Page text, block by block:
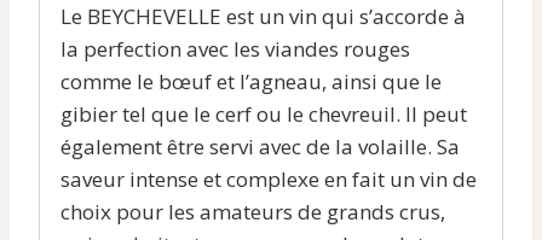
Le BEYCHEVELLE est un vin qui s’accorde à
la perfection avec les viandes rouges
comme le bœuf et l’agneau, ainsi que le
gibier tel que le cerf ou le chevreuil. Il peut
également être servi avec de la volaille. Sa
saveur intense et complexe en fait un vin de
choix pour les amateurs de grands crus,